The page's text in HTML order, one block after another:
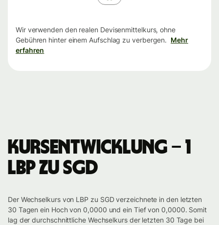
Wir verwenden den realen Devisenmittelkurs, ohne
Gebühren hinter einem Aufschlag zu verbergen. Mehr
erfahren
Kursentwicklung – 1
LBP zu SGD
Der Wechselkurs von LBP zu SGD verzeichnete in den letzten
30 Tagen ein Hoch von 0,0000 und ein Tief von 0,0000. Somit
lag der durchschnittliche Wechselkurs der letzten 30 Tage bei